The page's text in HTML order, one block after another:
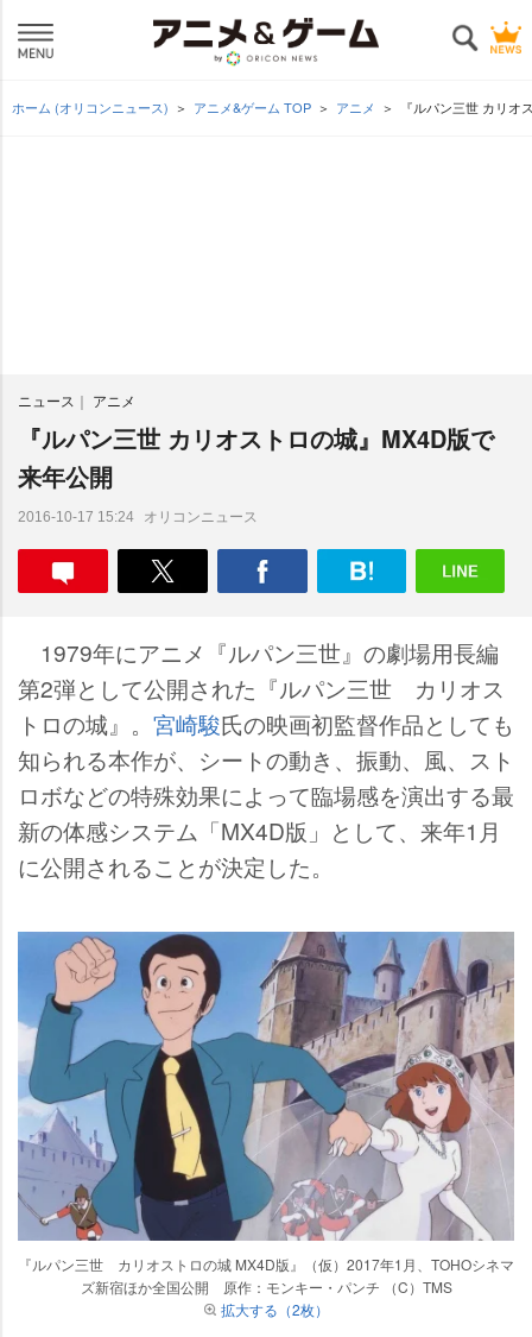
ホーム (オリコンニュース) アニメ&ゲーム TOP アニメ 『ルパン三世 カリオ
ニュース アニメ
『ルパン三世 カリオストロの城』MX4D版で
来年公開
2016-10-17 15:24 オリコンニュース
1979年にアニメ『ルパン三世』の劇場用長編
第2弾として公開された『ルパン三世 カリオス
トロの城』。 宮崎駿氏の映画初監督作品としても
知られる本作が、シートの動き、振動、風、スト
ロボなどの特殊効果によって臨場感を演出する最
新の体感システム「MX4D版」として、来年1月
に公開されることが決定した。
『ルパン三世 カリオストロの城 MX4D版』（仮）2017年1月、TOHOシネマ
ズ新宿ほか全国公開 原作：モンキー・パンチ （C）TMS
拡大する（2枚）